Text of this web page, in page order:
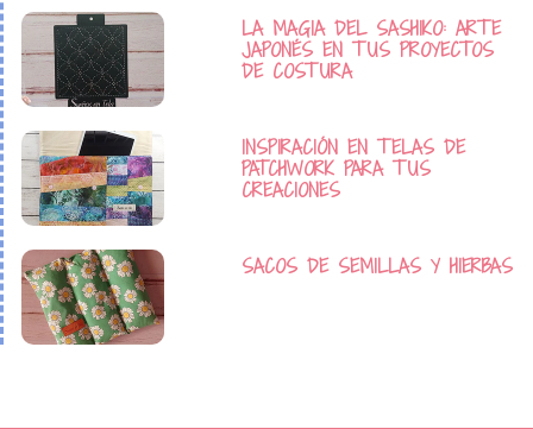
LA MAGIA DEL SASHIKO: ARTE
JAPONÉS EN TUS PROYECTOS
DE COSTURA
INSPIRACIÓN EN TELAS DE
PATCHWORK PARA TUS
CREACIONES
SACOS DE SEMILLAS Y HIERBAS